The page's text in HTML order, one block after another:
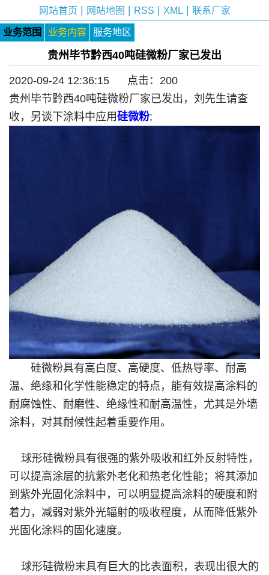
网站首页 网站地图 RSS XML| 联系厂家
业务范围 业务内容 服务地区
贵州毕节黔西40吨硅微粉厂家已发出
2020-09-24 12:36:15 点击： 200
贵州毕节黔西40吨硅微粉厂家已发出，刘先生请查
收，另谈下涂料中应用硅微粉;
硅微粉具有高白度、高硬度、低热导率、耐高
温、绝缘和化学性能稳定的特点，能有效提高涂料的
耐腐蚀性、耐磨性、绝缘性和耐高温性，尤其是外墙
涂料，对其耐候性起着重要作用。
球形硅微粉具有很强的紫外吸收和红外反射特性，
可以提高涂层的抗紫外老化和热老化性能；将其添加
到紫外光固化涂料中，可以明显提高涂料的硬度和附
着力，减弱对紫外光辐射的吸收程度，从而降低紫外
光固化涂料的固化速度。
球形硅微粉末具有巨大的比表面积，表现出很大的